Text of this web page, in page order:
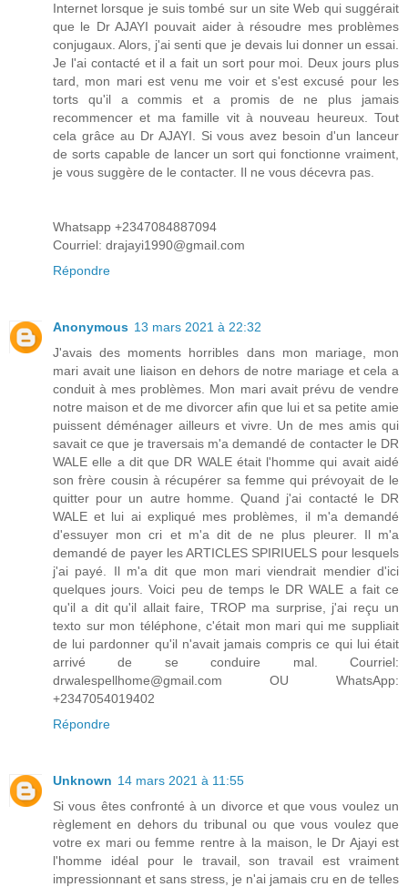
Internet lorsque je suis tombé sur un site Web qui suggérait
que le Dr AJAYI pouvait aider à résoudre mes problèmes
conjugaux. Alors, j'ai senti que je devais lui donner un essai.
Je l'ai contacté et il a fait un sort pour moi. Deux jours plus
tard, mon mari est venu me voir et s'est excusé pour les
torts qu'il a commis et a promis de ne plus jamais
recommencer et ma famille vit à nouveau heureux. Tout
cela grâce au Dr AJAYI. Si vous avez besoin d'un lanceur
de sorts capable de lancer un sort qui fonctionne vraiment,
je vous suggère de le contacter. Il ne vous décevra pas.
Whatsapp +2347084887094
Courriel: drajayi1990@gmail.com
Répondre
Anonymous 13 mars 2021 à 22:32
J'avais des moments horribles dans mon mariage, mon
mari avait une liaison en dehors de notre mariage et cela a
conduit à mes problèmes. Mon mari avait prévu de vendre
notre maison et de me divorcer afin que lui et sa petite amie
puissent déménager ailleurs et vivre. Un de mes amis qui
savait ce que je traversais m'a demandé de contacter le DR
WALE elle a dit que DR WALE était l'homme qui avait aidé
son frère cousin à récupérer sa femme qui prévoyait de le
quitter pour un autre homme. Quand j'ai contacté le DR
WALE et lui ai expliqué mes problèmes, il m'a demandé
d'essuyer mon cri et m'a dit de ne plus pleurer. Il m'a
demandé de payer les ARTICLES SPIRIUELS pour lesquels
j'ai payé. Il m'a dit que mon mari viendrait mendier d'ici
quelques jours. Voici peu de temps le DR WALE a fait ce
qu'il a dit qu'il allait faire, TROP ma surprise, j'ai reçu un
texto sur mon téléphone, c'était mon mari qui me suppliait
de lui pardonner qu'il n'avait jamais compris ce qui lui était
arrivé de se conduire mal. Courriel:
drwalespellhome@gmail.com OU WhatsApp:
+2347054019402
Répondre
Unknown 14 mars 2021 à 11:55
Si vous êtes confronté à un divorce et que vous voulez un
règlement en dehors du tribunal ou que vous voulez que
votre ex mari ou femme rentre à la maison, le Dr Ajayi est
l'homme idéal pour le travail, son travail est vraiment
impressionnant et sans stress, je n'ai jamais cru en de telles